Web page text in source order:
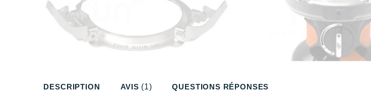
DESCRIPTION AVIS (1) QUESTIONS RÉPONSES